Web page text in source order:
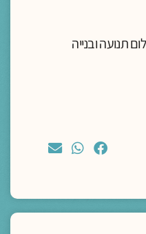
תנועה ובנייה